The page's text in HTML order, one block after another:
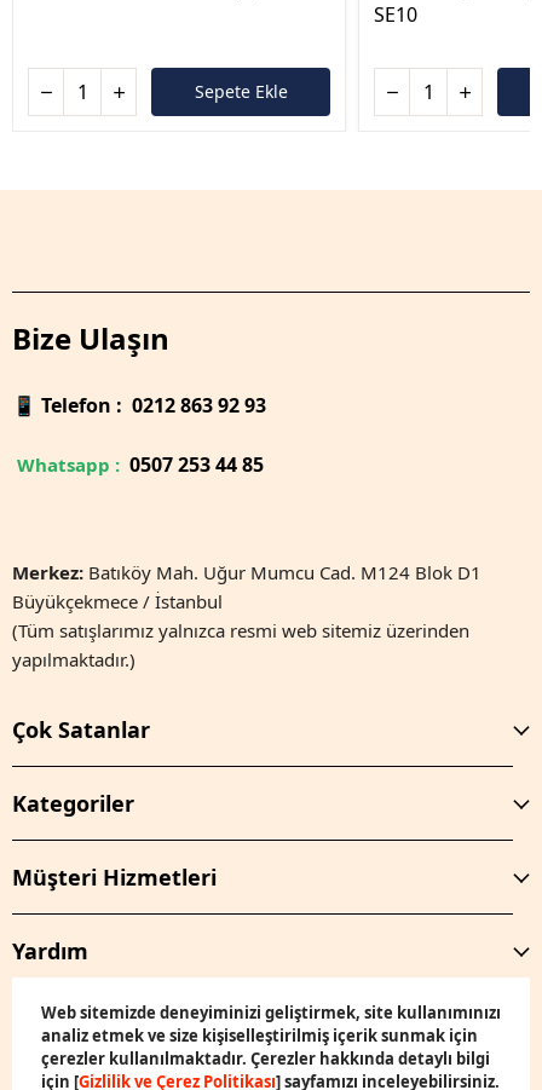
Web sitemizde deneyiminizi geliştirmek, site kullanımınızı
analiz etmek ve size kişiselleştirilmiş içerik sunmak için
çerezler kullanılmaktadır. Çerezler hakkında detaylı bilgi
için [Gizlilik ve Çerez Politikası] sayfamızı inceleyebilirsiniz.
Sepete Ekle
SE10
Bize Ulaşın
📱 Telefon : 0212 863 92 93
Whatsapp : 0507 253 44 85
Merkez: Batıköy Mah. Uğur Mumcu Cad. M124 Blok D1
Büyükçekmece / İstanbul
(Tüm satışlarımız yalnızca resmi web sitemiz üzerinden
yapılmaktadır.)
Çok Satanlar
Kategoriler
Müşteri Hizmetleri
Yardım